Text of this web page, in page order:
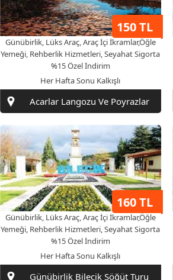
Günübirlik, Lüks Araç, Araç İçi İkramlar,Öğle
Yemeği, Rehberlik Hizmetleri, Seyahat Sigorta
%15 Özel İndirim
Her Hafta Sonu Kalkışlı
Acarlar Langozu Ve Poyrazlar
Günübirlik, Lüks Araç, Araç İçi İkramlar,Öğle
Yemeği, Rehberlik Hizmetleri, Seyahat Sigorta
%15 Özel İndirim
Her Hafta Sonu Kalkışlı
Günübirlik Bilecik Söğüt Turu
160 TL